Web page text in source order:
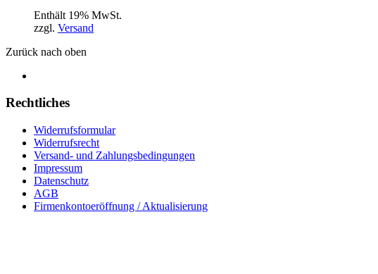
Enthält 19% MwSt.
zzgl. Versand
Zurück nach oben
Rechtliches
Widerrufsformular
Widerrufsrecht
Versand- und Zahlungsbedingungen
Impressum
Datenschutz
AGB
Firmenkontoeröffnung / Aktualisierung